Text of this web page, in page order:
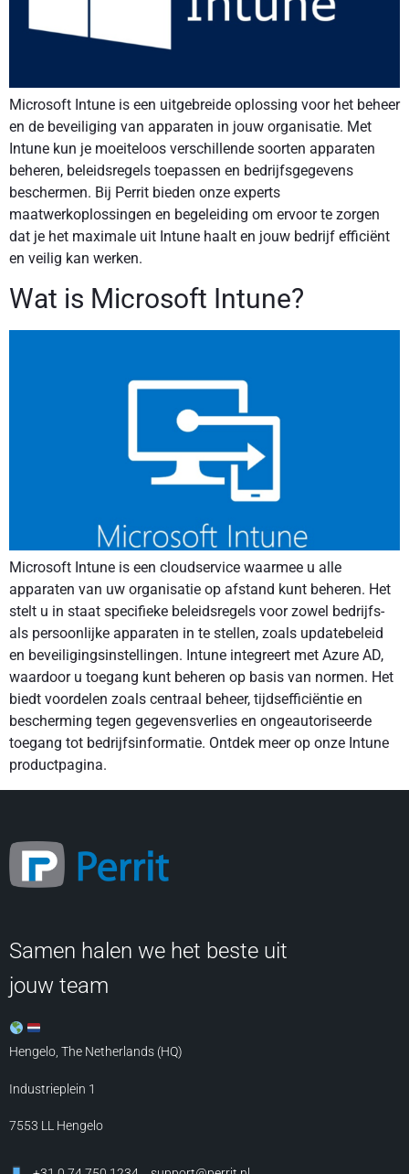
Microsoft Intune is een uitgebreide oplossing voor het beheer
en de beveiliging van apparaten in jouw organisatie. Met
Intune kun je moeiteloos verschillende soorten apparaten
beheren, beleidsregels toepassen en bedrijfsgegevens
beschermen. Bij Perrit bieden onze experts
maatwerkoplossingen en begeleiding om ervoor te zorgen
dat je het maximale uit Intune haalt en jouw bedrijf efficiënt
en veilig kan werken.
Wat is Microsoft Intune?
Microsoft Intune is een cloudservice waarmee u alle
apparaten van uw organisatie op afstand kunt beheren. Het
stelt u in staat specifieke beleidsregels voor zowel bedrijfs-
als persoonlijke apparaten in te stellen, zoals updatebeleid
en beveiligingsinstellingen. Intune integreert met Azure AD,
waardoor u toegang kunt beheren op basis van normen. Het
biedt voordelen zoals centraal beheer, tijdsefficiëntie en
bescherming tegen gegevensverlies en ongeautoriseerde
toegang tot bedrijfsinformatie. Ontdek meer op onze Intune
productpagina.
Samen halen we het beste uit
jouw team
Hengelo, The Netherlands (HQ)
Industrieplein 1
7553 LL Hengelo